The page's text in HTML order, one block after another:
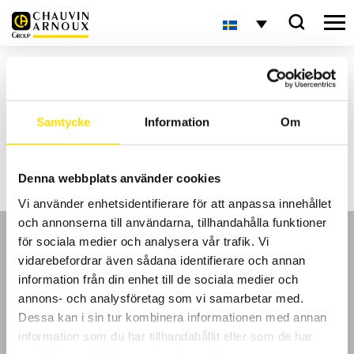
Samtycke Information Om
Denna webbplats använder cookies
Vi använder enhetsidentifierare för att anpassa innehållet
och annonserna till användarna, tillhandahålla funktioner
för sociala medier och analysera vår trafik. Vi
vidarebefordrar även sådana identifierare och annan
information från din enhet till de sociala medier och
annons- och analysföretag som vi samarbetar med.
Dessa kan i sin tur kombinera informationen med annan
information som du har tillhandahållit eller som de har
Aktuellt
GDPR
Köpvillkor